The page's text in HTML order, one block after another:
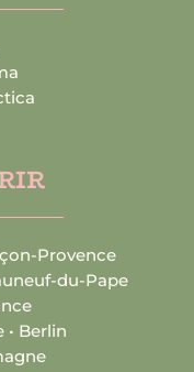
Provence
du-Pape
• Berlin